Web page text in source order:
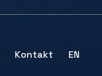
Kontakt EN